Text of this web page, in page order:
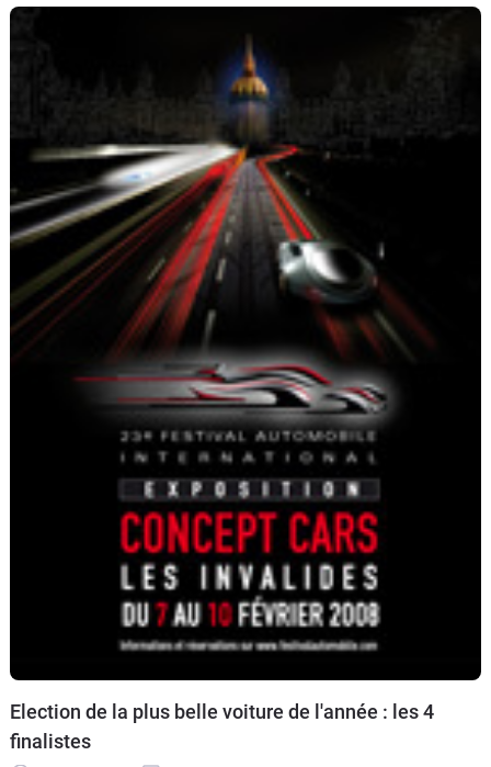
Election de la plus belle voiture de l'année : les 4
finalistes